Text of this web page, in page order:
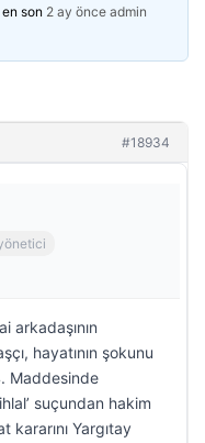
son 2 ay önce admin
#18934
arkadaşının
hayatının şokunu
Maddesinde
suçundan hakim
kararını Yargıtay